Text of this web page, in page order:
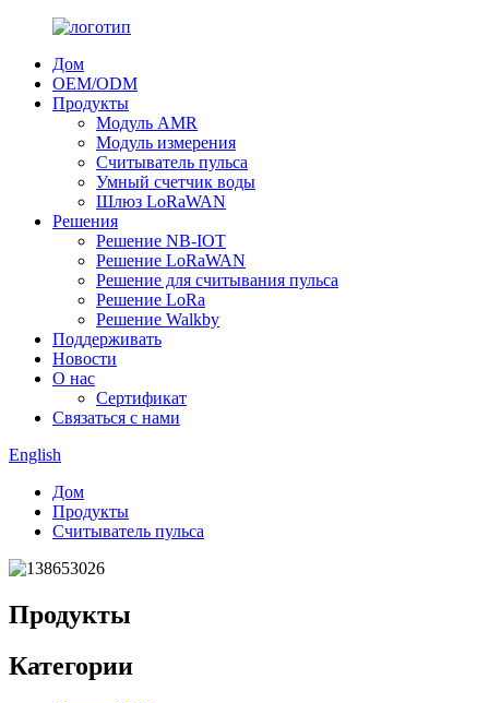
Дом
OEM/ODM
Продукты
Модуль AMR
Модуль измерения
Считыватель пульса
Умный счетчик воды
Шлюз LoRaWAN
Решения
Решение NB-IOT
Решение LoRaWAN
Решение для считывания пульса
Решение LoRa
Решение Walkby
Поддерживать
Новости
О нас
Сертификат
Связаться с нами
English
Дом
Продукты
Считыватель пульса
Продукты
Категории